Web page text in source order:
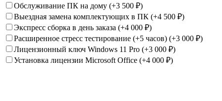
Обслуживание ПК на дому (+3 500 ₽)
Выездная замена комплектующих в ПК (+4 500 ₽)
Экспресс сборка в день заказа (+4 000 ₽)
Расширенное стресс тестирование (+5 часов) (+3 000 ₽)
Лицензионный ключ Windows 11 Pro (+3 000 ₽)
Установка лицензии Microsoft Office (+4 000 ₽)